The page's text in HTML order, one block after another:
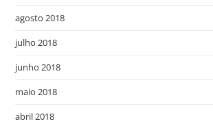
agosto 2018
julho 2018
junho 2018
maio 2018
abril 2018